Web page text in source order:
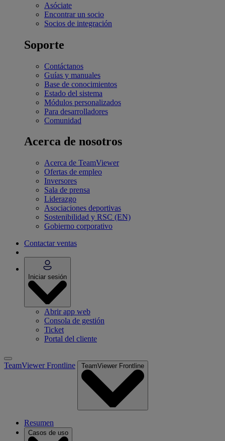
Asóciate
Encontrar un socio
Socios de integración
Soporte
Contáctanos
Guías y manuales
Base de conocimientos
Estado del sistema
Módulos personalizados
Para desarrolladores
Comunidad
Acerca de nosotros
Acerca de TeamViewer
Ofertas de empleo
Inversores
Sala de prensa
Liderazgo
Asociaciones deportivas
Sostenibilidad y RSC (EN)
Gobierno corporativo
Contactar ventas
Iniciar sesión
Abrir app web
Consola de gestión
Ticket
Portal del cliente
TeamViewer Frontline TeamViewer Frontline
Resumen
Casos de uso